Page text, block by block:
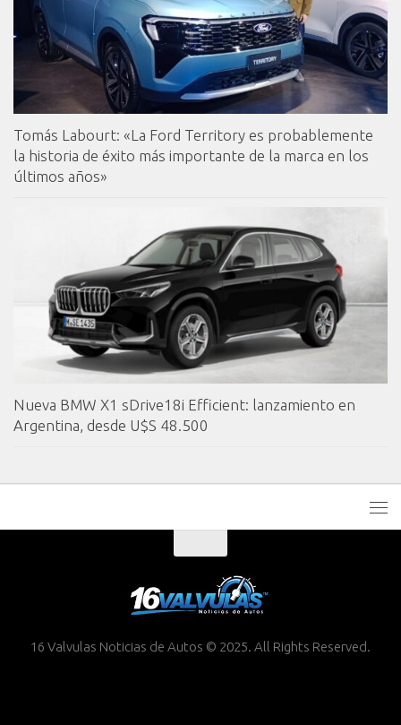
Tomás Labourt: «La Ford Territory es probablemente
la historia de éxito más importante de la marca en los
últimos años»
Nueva BMW X1 sDrive18i Efficient: lanzamiento en
Argentina, desde U$S 48.500
16 Valvulas Noticias de Autos © 2025. All Rights Reserved.